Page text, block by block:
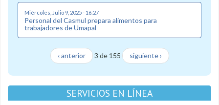
Miércoles, Julio 9, 2025 - 16:27
Personal del Casmul prepara alimentos para
trabajadores de Umapal
‹ anterior 3 de 155 siguiente ›
SERVICIOS EN LÍNEA